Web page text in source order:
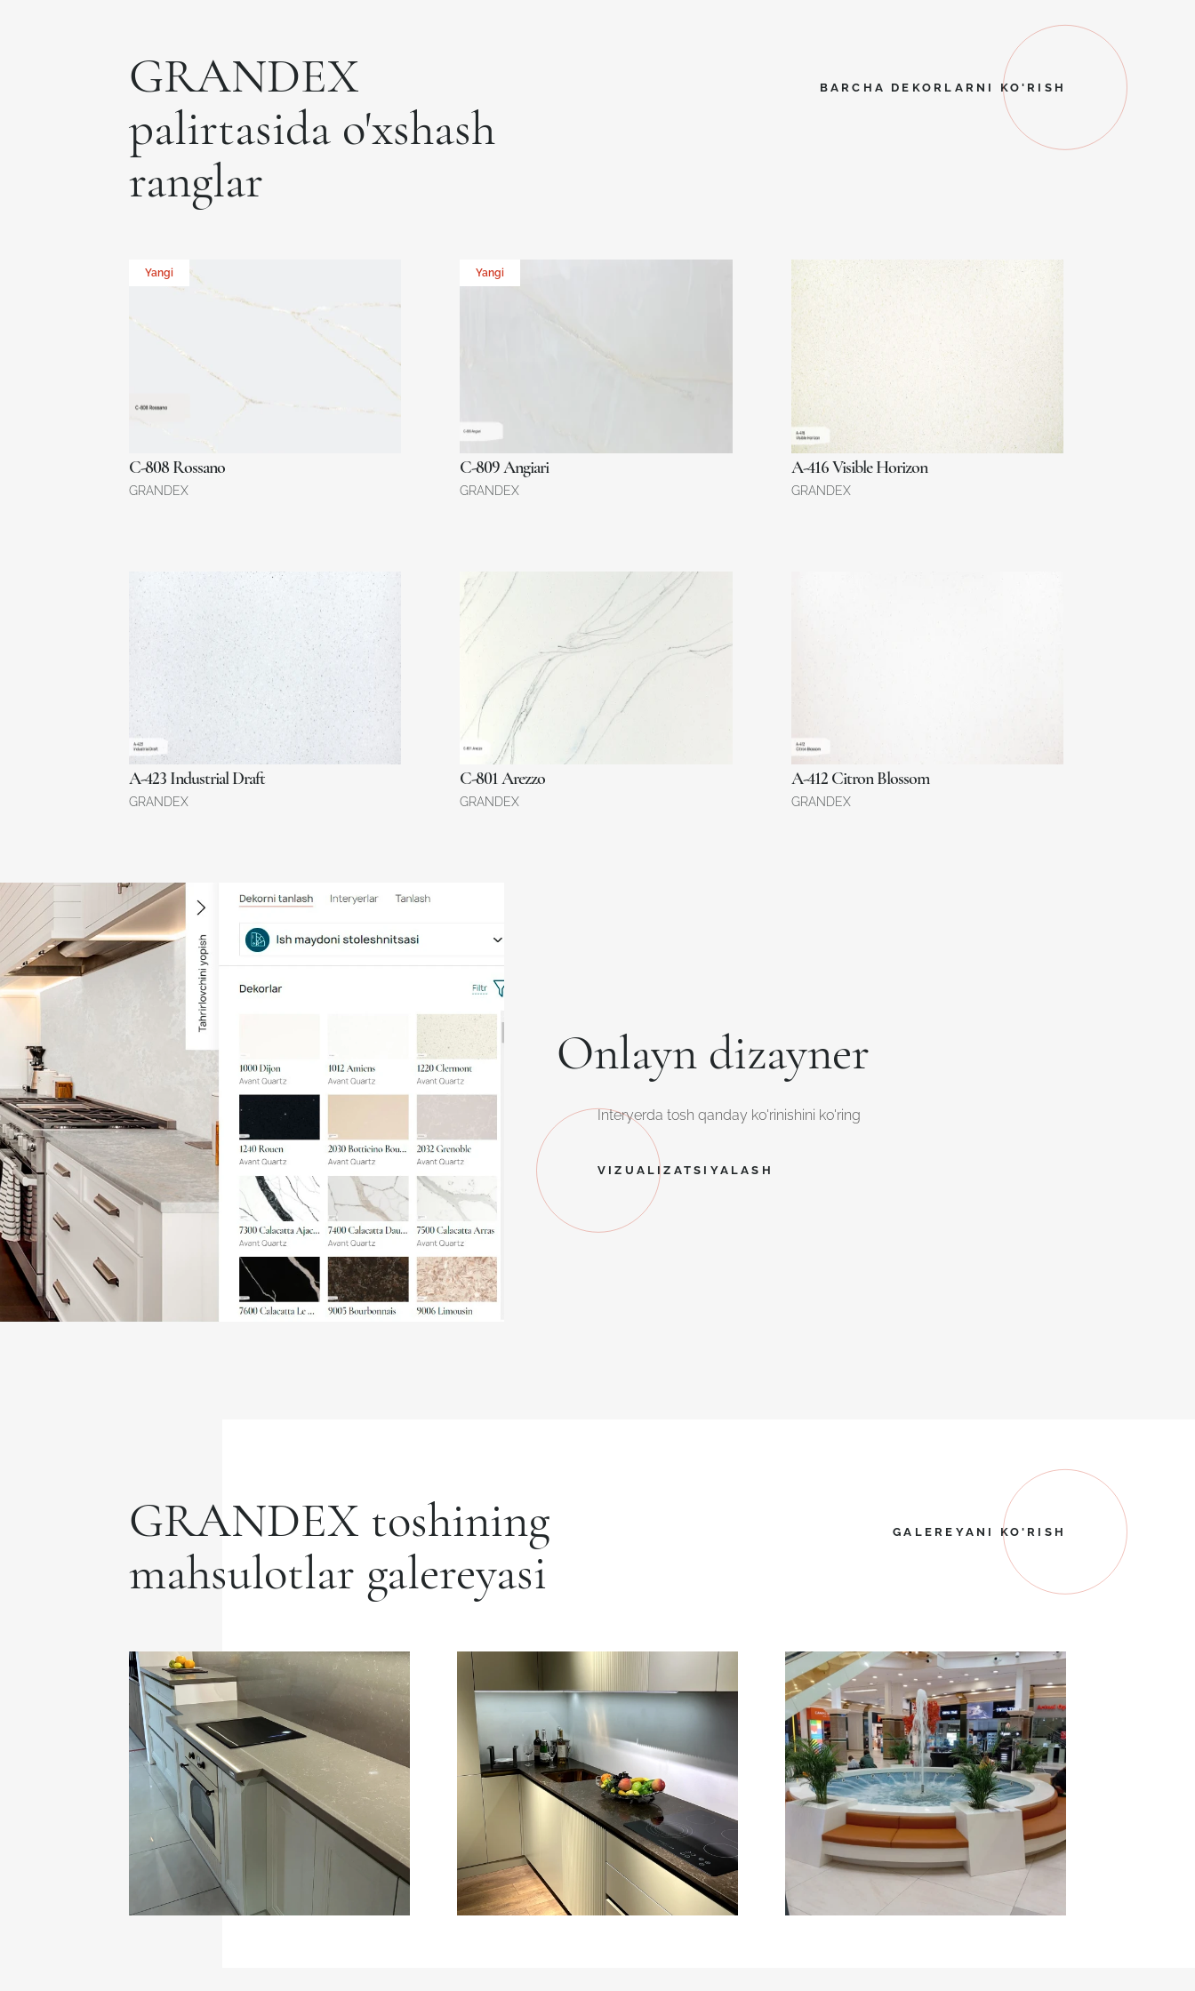
GRANDEX
palirtasida o'xshash
ranglar
BARCHA DEKORLARNI KO'RISH
Yangi
C-808 Rossano
GRANDEX
Yangi
C-809 Angiari
GRANDEX
A-416 Visible Horizon
GRANDEX
A-423 Industrial Draft
GRANDEX
C-801 Arezzo
GRANDEX
A-412 Citron Blossom
GRANDEX
Onlayn dizayner
Interyerda tosh qanday ko'rinishini ko'ring
VIZUALIZATSIYALASH
GRANDEX toshining
mahsulotlar galereyasi
GALEREYANI KO'RISH